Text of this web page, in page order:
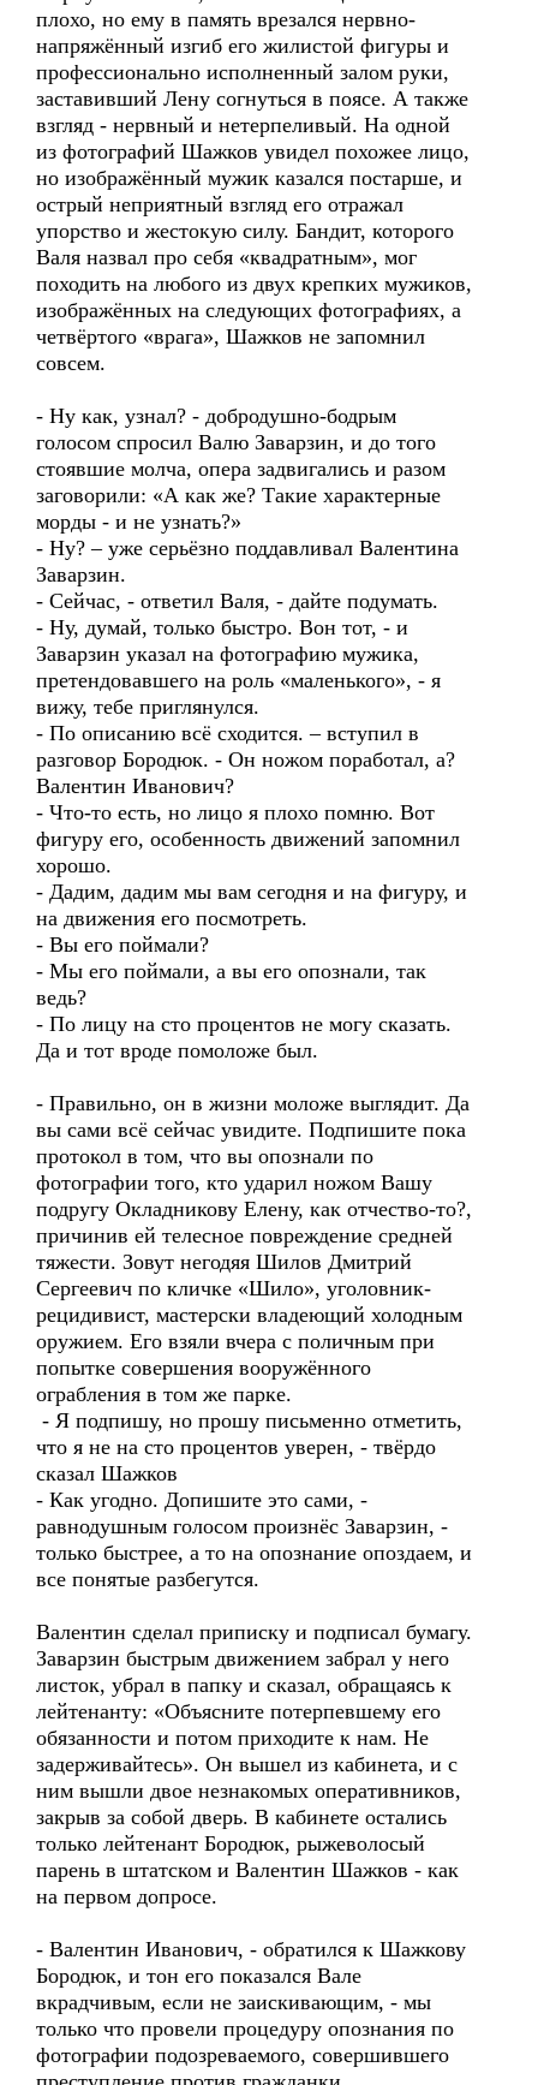
плохо, но ему в память врезался нервно-
напряжённый изгиб его жилистой фигуры и
профессионально исполненный залом руки,
заставивший Лену согнуться в поясе. А также
взгляд - нервный и нетерпеливый. На одной
из фотографий Шажков увидел похожее лицо,
но изображённый мужик казался постарше, и
острый неприятный взгляд его отражал
упорство и жестокую силу. Бандит, которого
Валя назвал про себя «квадратным», мог
походить на любого из двух крепких мужиков,
изображённых на следующих фотографиях, а
четвёртого «врага», Шажков не запомнил
совсем.
- Ну как, узнал? - добродушно-бодрым
голосом спросил Валю Заварзин, и до того
стоявшие молча, опера задвигались и разом
заговорили: «А как же? Такие характерные
морды - и не узнать?»
- Ну? – уже серьёзно поддавливал Валентина
Заварзин.
- Сейчас, - ответил Валя, - дайте подумать.
- Ну, думай, только быстро. Вон тот, - и
Заварзин указал на фотографию мужика,
претендовавшего на роль «маленького», - я
вижу, тебе приглянулся.
- По описанию всё сходится. – вступил в
разговор Бородюк. - Он ножом поработал, а?
Валентин Иванович?
- Что-то есть, но лицо я плохо помню. Вот
фигуру его, особенность движений запомнил
хорошо.
- Дадим, дадим мы вам сегодня и на фигуру, и
на движения его посмотреть.
- Вы его поймали?
- Мы его поймали, а вы его опознали, так
ведь?
- По лицу на сто процентов не могу сказать.
Да и тот вроде помоложе был.
- Правильно, он в жизни моложе выглядит. Да
вы сами всё сейчас увидите. Подпишите пока
протокол в том, что вы опознали по
фотографии того, кто ударил ножом Вашу
подругу Окладникову Елену, как отчество-то?,
причинив ей телесное повреждение средней
тяжести. Зовут негодяя Шилов Дмитрий
Сергеевич по кличке «Шило», уголовник-
рецидивист, мастерски владеющий холодным
оружием. Его взяли вчера с поличным при
попытке совершения вооружённого
ограбления в том же парке.
- Я подпишу, но прошу письменно отметить,
что я не на сто процентов уверен, - твёрдо
сказал Шажков
- Как угодно. Допишите это сами, -
равнодушным голосом произнёс Заварзин, -
только быстрее, а то на опознание опоздаем, и
все понятые разбегутся.
Валентин сделал приписку и подписал бумагу.
Заварзин быстрым движением забрал у него
листок, убрал в папку и сказал, обращаясь к
лейтенанту: «Объясните потерпевшему его
обязанности и потом приходите к нам. Не
задерживайтесь». Он вышел из кабинета, и с
ним вышли двое незнакомых оперативников,
закрыв за собой дверь. В кабинете остались
только лейтенант Бородюк, рыжеволосый
парень в штатском и Валентин Шажков - как
на первом допросе.
- Валентин Иванович, - обратился к Шажкову
Бородюк, и тон его показался Вале
вкрадчивым, если не заискивающим, - мы
только что провели процедуру опознания по
фотографии подозреваемого, совершившего